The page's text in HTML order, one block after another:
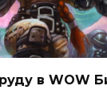
в WOW